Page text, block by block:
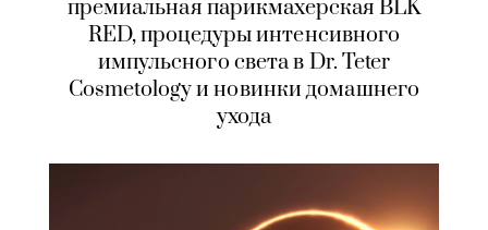
премиальная парикмахерская BLK
RED, процедуры интенсивного
импульсного света в Dr. Teter
Cosmetology и новинки домашнего
ухода